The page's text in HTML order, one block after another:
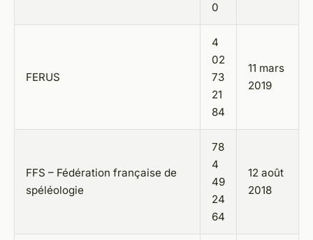
0
FERUS
4
02
73
21
84
11 mars
2019
FFS – Fédération française de
spéléologie
78
4
49
24
64
12 août
2018